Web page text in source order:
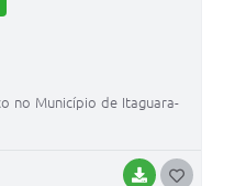
BAIXAR
no Município de Itaguara-